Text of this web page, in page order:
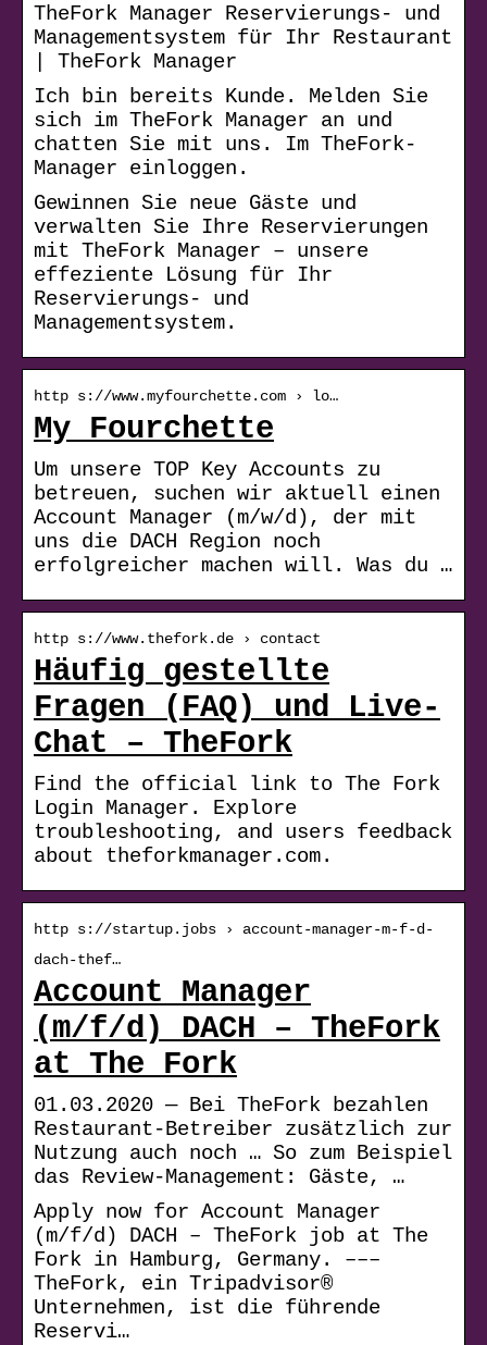
TheFork Manager Reservierungs- und
Managementsystem für Ihr Restaurant
| TheFork Manager
Ich bin bereits Kunde. Melden Sie
sich im TheFork Manager an und
chatten Sie mit uns. Im TheFork-
Manager einloggen.
Gewinnen Sie neue Gäste und
verwalten Sie Ihre Reservierungen
mit TheFork Manager – unsere
effeziente Lösung für Ihr
Reservierungs- und
Managementsystem.
http s://www.myfourchette.com › lo…
My Fourchette
Um unsere TOP Key Accounts zu
betreuen, suchen wir aktuell einen
Account Manager (m/w/d), der mit
uns die DACH Region noch
erfolgreicher machen will. Was du …
http s://www.thefork.de › contact
Häufig gestellte
Fragen (FAQ) und Live-
Chat – TheFork
Find the official link to The Fork
Login Manager. Explore
troubleshooting, and users feedback
about theforkmanager.com.
http s://startup.jobs › account-manager-m-f-d-
dach-thef…
Account Manager
(m/f/d) DACH – TheFork
at The Fork
01.03.2020 — Bei TheFork bezahlen
Restaurant-Betreiber zusätzlich zur
Nutzung auch noch … So zum Beispiel
das Review-Management: Gäste, …
Apply now for Account Manager
(m/f/d) DACH – TheFork job at The
Fork in Hamburg, Germany. –––
TheFork, ein Tripadvisor®
Unternehmen, ist die führende
Reservi…